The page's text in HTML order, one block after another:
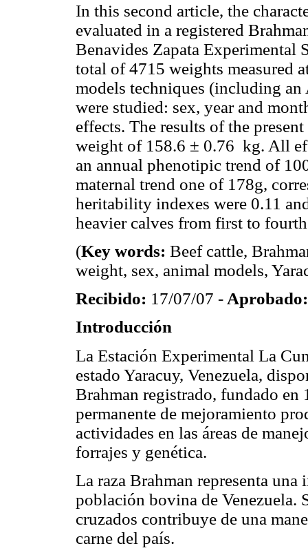
In this second article, the
evaluated in a registered
Benavides Zapata Experimental
total of 4715 weights measured
models techniques (including
were studied: sex, year and
effects. The results of the
weight of 158.6 ± 0.76 kg. All
an annual phenotipic trend of
maternal trend one of 178g,
heritability indexes were 0.11
heavier calves from first to
(Key words: Beef cattle,
weight, sex, animal models,
Recibido: 17/07/07 -
Introducción
La Estación Experimental La
estado Yaracuy, Venezuela,
Brahman registrado, fundado en
permanente de mejoramiento
actividades en las áreas de
forrajes y genética.
La raza Brahman representa una
población bovina de Venezuela.
cruzados contribuye de una
carne del país.